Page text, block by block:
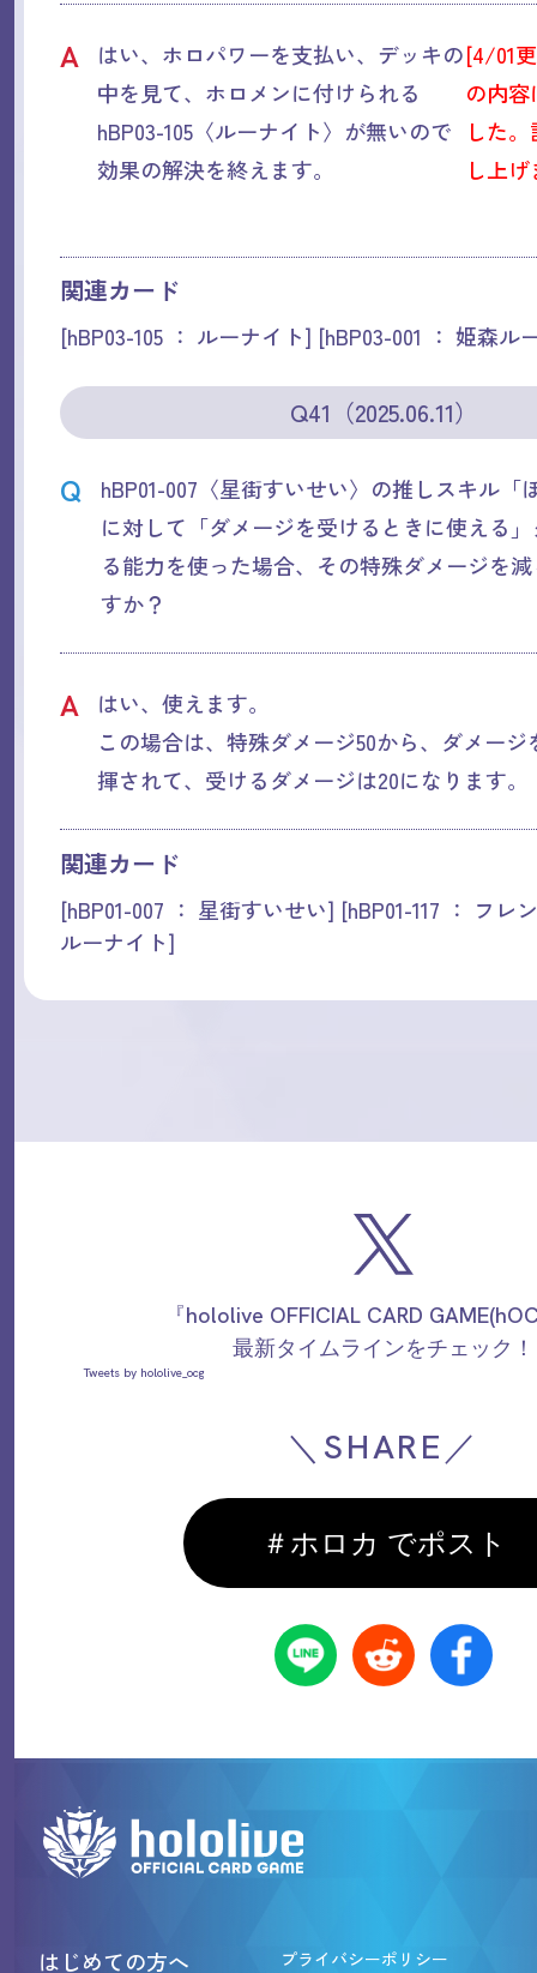
A
はい、ホロパワーを支払い、デッキの
中を見て、ホロメンに付けられる
hBP03-105〈ルーナイト〉が無いので
効果の解決を終えます。
[4/01
の内
した
し上
関連カード
[hBP03-105 ： ルーナイト] [hBP03-001 ： 姫森ル
Q41（2025.06.11）
Q
hBP01-007〈星街すいせい〉の推しスキル「
に対して「ダメージを受けるときに使える
る能力を使った場合、その特殊ダメージを
すか？
A
はい、使えます。
この場合は、特殊ダメージ50から、ダメー
揮されて、受けるダメージは20になります。
関連カード
[hBP01-007 ： 星街すいせい] [hBP01-117 ： フレ
ルーナイト]
『hololive OFFICIAL CARD
最新タイムラインをチェック！
Tweets by hololive_ocg
＼SHARE／
＃ホロカ でポスト
はじめての方へ プライバシーポリシー